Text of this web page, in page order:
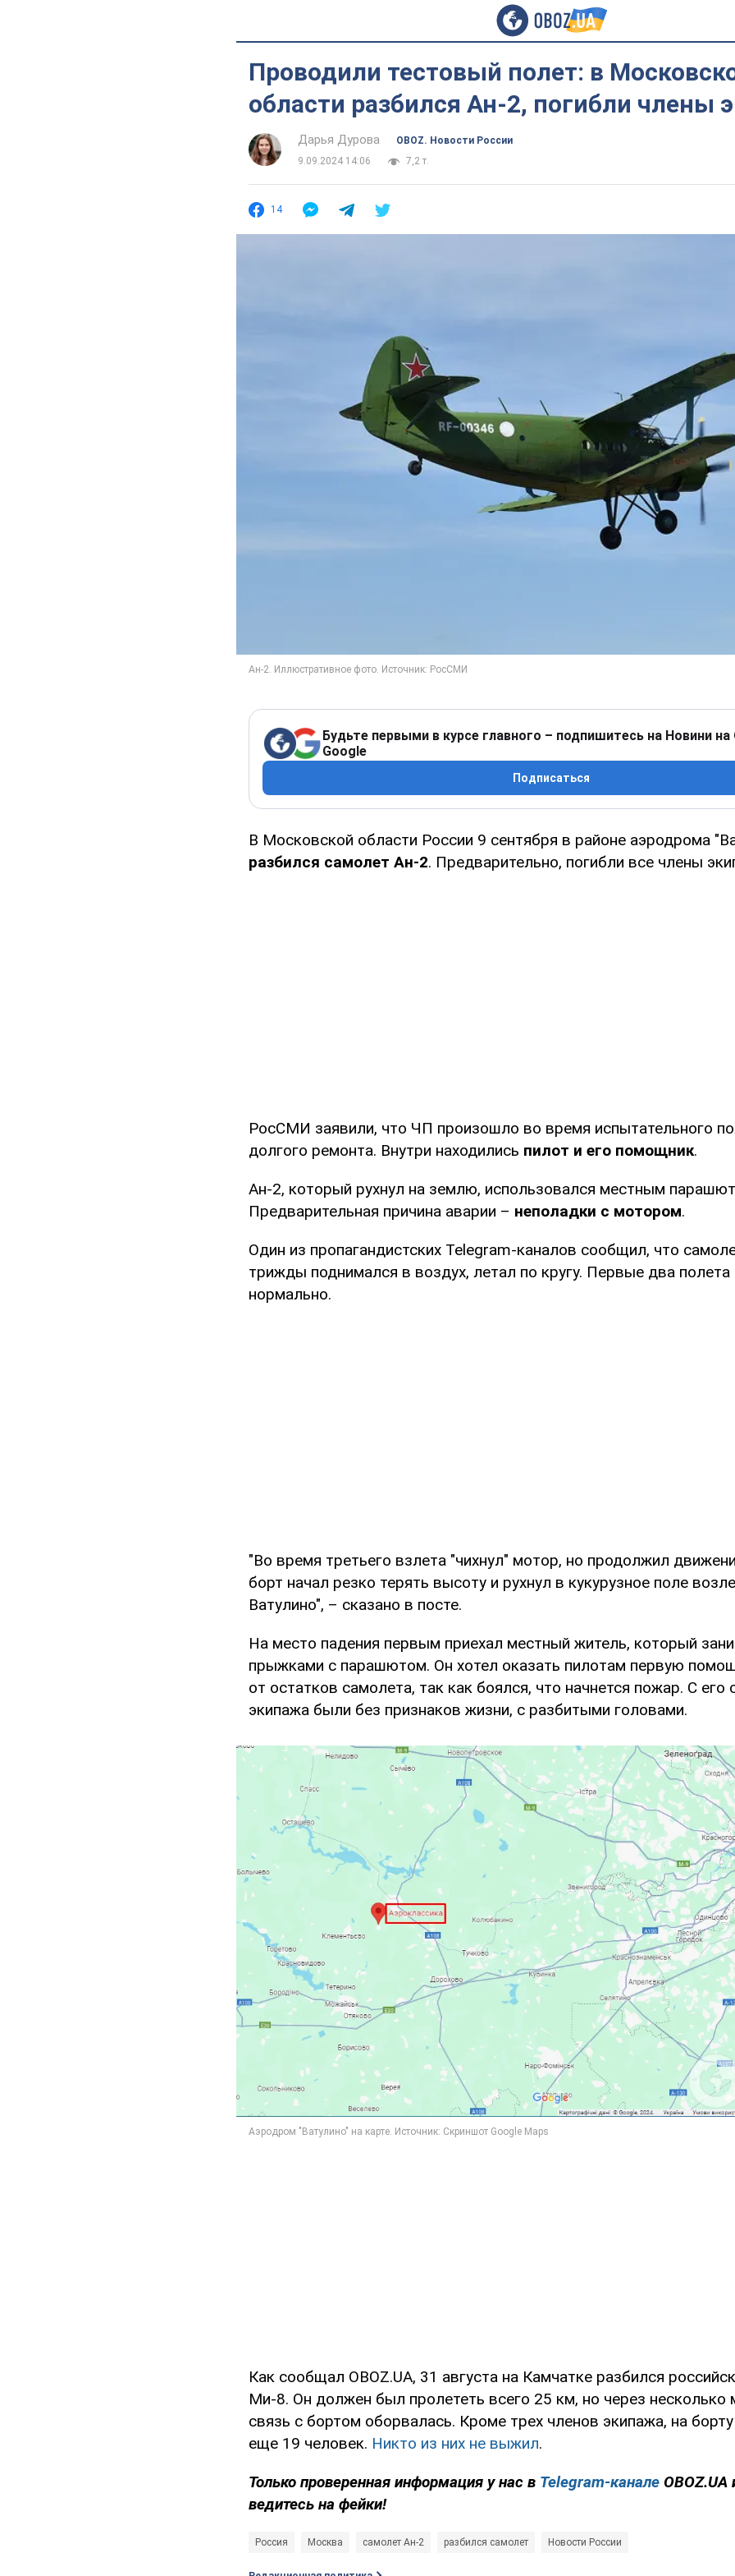
Проводили тестовый полет: в
области разбился Ан-2, погибли члены
Дарья Дурова
OBOZ. Новости России
9.09.2024 14:06
7,2 т.
14
Будьте первыми в курсе главного – подпишитесь на Новини на
Google
Подписаться
В Московской области России 9 сентября в районе аэродрома
разбился самолет Ан-2. Предварительно, погибли все члены
РосСМИ заявили, что ЧП произошло во время испытательного
долгого ремонта. Внутри находились пилот и его помощник.
Ан-2, который рухнул на землю, использовался местным
Предварительная причина аварии – неполадки с мотором.
Один из пропагандистских Telegram-каналов сообщил, что
трижды поднимался в воздух, летал по кругу. Первые два
нормально.
"Во время третьего взлета "чихнул" мотор, но продолжил
борт начал резко терять высоту и рухнул в кукурузное поле
Ватулино", – сказано в посте.
На место падения первым приехал местный житель, который
прыжками с парашютом. Он хотел оказать пилотам первую
от остатков самолета, так как боялся, что начнется пожар. С его
экипажа были без признаков жизни, с разбитыми головами.
Как сообщал OBOZ.UA, 31 августа на Камчатке разбился
Ми-8. Он должен был пролететь всего 25 км, но через несколько
связь с бортом оборвалась. Кроме трех членов экипажа, на
еще 19 человек. Никто из них не выжил.
Только проверенная информация у нас в Telegram-канале OBOZ.UA
ведитесь на фейки!
Россия Москва самолет Ан-2 разбился самолет Новости России